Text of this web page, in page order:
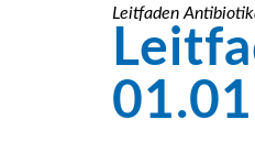
Leitfaden